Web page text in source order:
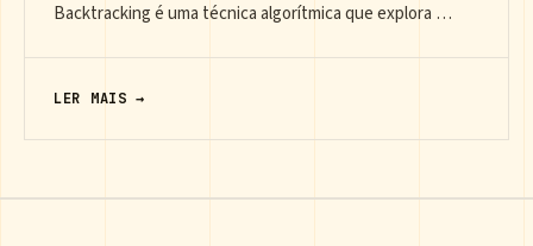
Backtracking é uma técnica algorítmica que explora …
LER MAIS →